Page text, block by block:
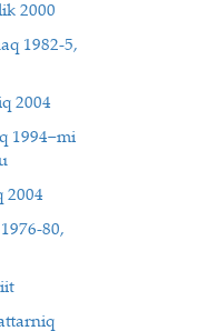
2000
1982-5,
2004
1994−mi
2004
80,